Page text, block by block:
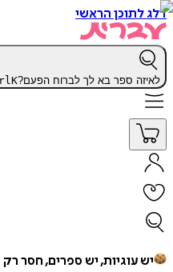
דלג לתוכן הראשי
לאיזה ספר בא לך לברוח הפעם?K
יש עוגיות, יש ספרים, חסר